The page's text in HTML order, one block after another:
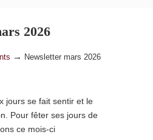
2026
→ Newsletter mars 2026
jours se fait sentir et le
Pour fêter ses jours de
ce mois-ci